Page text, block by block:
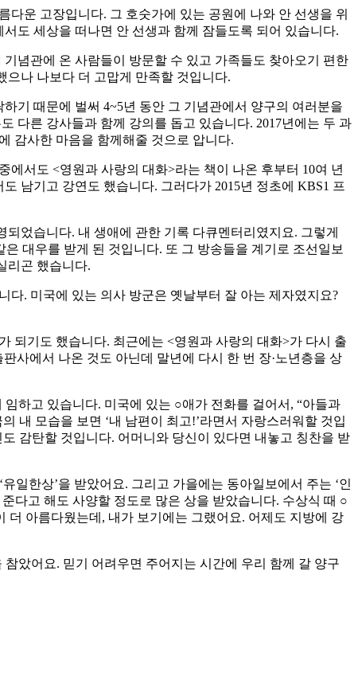
운 고장입니다. 그 호숫가에 있는 공원에 나와 안 선생을 위
도 세상을 떠나면 안 선생과 함께 잠들도록 되어 있습니다.
념관에 온 사람들이 방문할 수 있고 가족들도 찾아오기 편한
나 나보다 더 고맙게 만족할 것입니다.
기 때문에 벌써 4~5년 동안 그 기념관에서 양구의 여러분을
다른 강사들과 함께 강의를 돕고 있습니다. 2017년에는 두 과
감사한 마음을 함께해줄 것으로 압니다.
에서도 <영원과 사랑의 대화>라는 책이 나온 후부터 10여 년
남기고 강연도 했습니다. 그러다가 2015년 정초에 KBS1 프
되었습니다. 내 생애에 관한 기록 다큐멘터리였지요. 그렇게
대우를 받게 된 것입니다. 또 그 방송들을 계기로 조선일보
리곤 했습니다.
다. 미국에 있는 의사 방군은 옛날부터 잘 아는 제자였지요?
되기도 했습니다. 최근에는 <영원과 사랑의 대화>가 다시 출
사에서 나온 것도 아닌데 말년에 다시 한 번 장·노년층을 상
하고 있습니다. 미국에 있는 ○애가 전화를 걸어서, “아들과
내 모습을 보면 ‘내 남편이 최고!’라면서 자랑스러워할 것입
감탄할 것입니다. 어머니와 당신이 있다면 내놓고 칭찬을 받
일한상’을 받았어요. 그리고 가을에는 동아일보에서 주는 ‘인
다고 해도 사양할 정도로 많은 상을 받았습니다. 수상식 때 ○
아름다웠는데, 내가 보기에는 그랬어요. 어제도 지방에 강
았어요. 믿기 어려우면 주어지는 시간에 우리 함께 갈 양구